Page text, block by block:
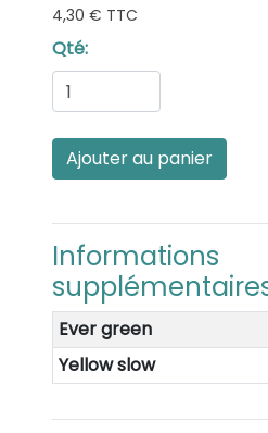
4,30 € TTC
Qté:
Informations
Ever green
Yellow slow